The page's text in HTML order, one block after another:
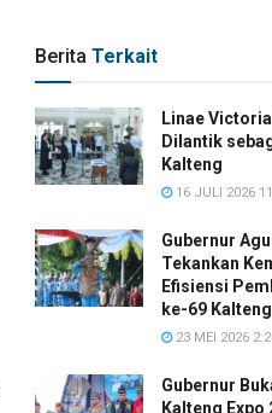
Berita Terkait
Linae
Dilantik
Kalteng
16 JULI 2026
Gubernur
Tekankan
Efisiensi
ke-69 Kalteng
23 MEI 2026
Gubernur
Kalteng